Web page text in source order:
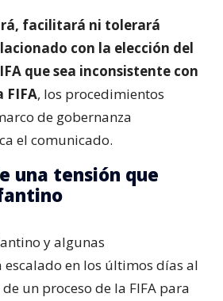
facilitará ni tolerará
con la elección del
que sea inconsistente con
FIFA, los procedimientos
de gobernanza
el comunicado.
una tensión que
y algunas
escalado en los últimos días al
un proceso de la FIFA para